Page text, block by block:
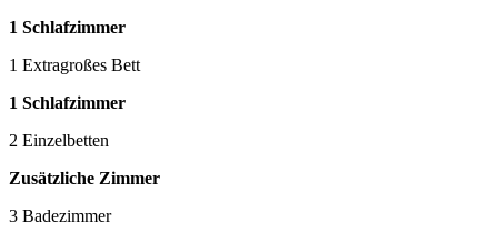
1 Schlafzimmer
1 Extragroßes Bett
1 Schlafzimmer
2 Einzelbetten
Zusätzliche Zimmer
3 Badezimmer